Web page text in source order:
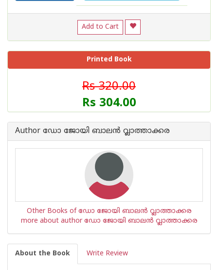
Add to Cart
Printed Book
Rs 320.00
Rs 304.00
Author ഡോ ജോയി ബാലന്‍ വ്ലാത്താക്കര
Other Books of ഡോ ജോയി ബാലന്‍ വ്ലാത്താക്കര
more about author ഡോ ജോയി ബാലന്‍ വ്ലാത്താക്കര
About the Book Write Review